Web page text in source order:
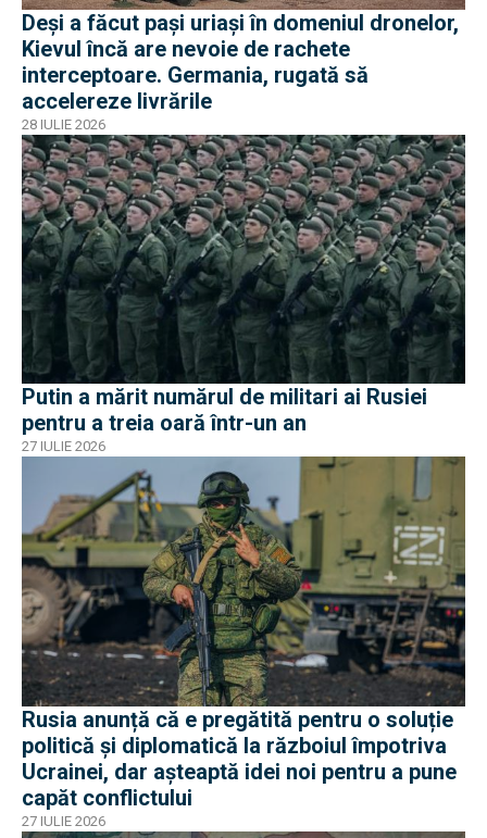
Deși a făcut pași uriași în domeniul dronelor,
Kievul încă are nevoie de rachete
interceptoare. Germania, rugată să
accelereze livrările
28 IULIE 2026
Putin a mărit numărul de militari ai Rusiei
pentru a treia oară într-un an
27 IULIE 2026
Rusia anunță că e pregătită pentru o soluție
politică și diplomatică la războiul împotriva
Ucrainei, dar așteaptă idei noi pentru a pune
capăt conflictului
27 IULIE 2026